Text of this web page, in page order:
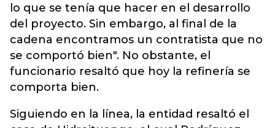
lo que se tenía que hacer en el desarrollo
del proyecto. Sin embargo, al final de la
cadena encontramos un contratista que no
se comportó bien". No obstante, el
funcionario resaltó que hoy la refinería se
comporta bien.
Siguiendo en la línea, la entidad resaltó el